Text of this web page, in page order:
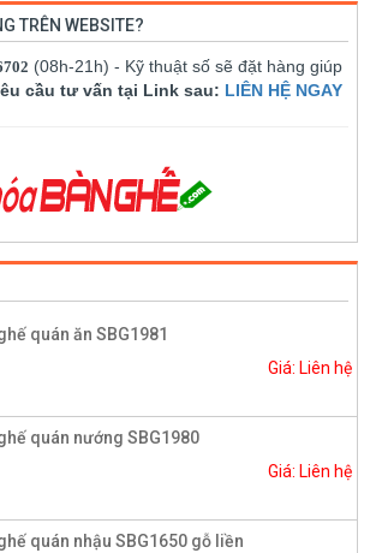
TRÊN WEBSITE?
(08h-21h) - Kỹ thuật số sẽ đặt hàng giúp
cầu tư vấn tại Link sau: LIÊN HỆ NGAY
quán ăn SBG1981
Giá: Liên hệ
quán nướng SBG1980
Giá: Liên hệ
quán nhậu SBG1650 gỗ liền